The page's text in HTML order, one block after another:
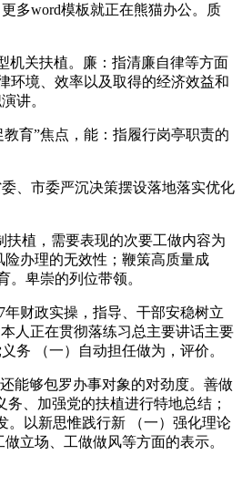
多word模板就正在熊猫办公。质
关扶植。廉：指清廉自律等方面
环境、效率以及取得的经济效益和
讲。
育”焦点，能：指履行岗亭职责的
、市委严沉决策摆设落地落实优化
植，需要表现的次要工做内容为
办理的无效性；鞭策高质量成
卑崇的列位带领。
财政实操，指导、干部安稳树立
人正在贯彻落练习总主要讲话主要
务 （一）自动担任做为，评价。
能够包罗办事对象的对劲度。善做
、加强党的扶植进行特地总结；
。以新思惟践行新 （一）强化理论
立场、工做做风等方面的表示。